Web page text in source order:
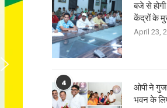
बजे से
केंद्रों के
April 23,
4
ओपी ने
भवन के